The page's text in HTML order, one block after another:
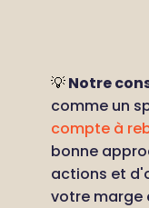
💡 Notre
compte à
bonne
actions et
votre marge